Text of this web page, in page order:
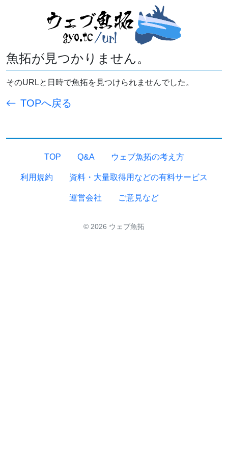
魚拓が見つかりません。
そのURLと日時で魚拓を見つけられませんでした。
TOPへ戻る
TOP Q&A ウェブ魚拓の考え方
利用規約 資料・大量取得用などの有料サービス
運営会社 ご意見など
© 2026 ウェブ魚拓